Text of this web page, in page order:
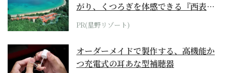
がり、くつろぎを体感できる『西表島
ホテル by...
PR(星野リゾート)
オーダーメイドで製作する、高機能か
つ充電式の耳あな型補聴器